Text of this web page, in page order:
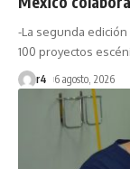
-La segunda
100 proyectos
r4 6 agosto, 2026